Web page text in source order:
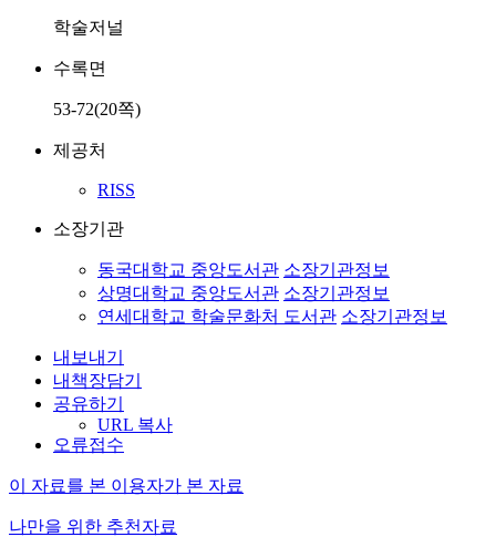
학술저널
수록면
53-72(20쪽)
제공처
RISS
소장기관
동국대학교 중앙도서관 소장기관정보
상명대학교 중앙도서관 소장기관정보
연세대학교 학술문화처 도서관 소장기관정보
내보내기
내책장담기
공유하기
URL 복사
오류접수
이 자료를 본 이용자가 본 자료
나만을 위한 추천자료